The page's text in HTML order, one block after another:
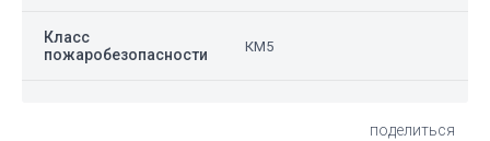
Класс
пожаробезопасности
КМ5
поделиться